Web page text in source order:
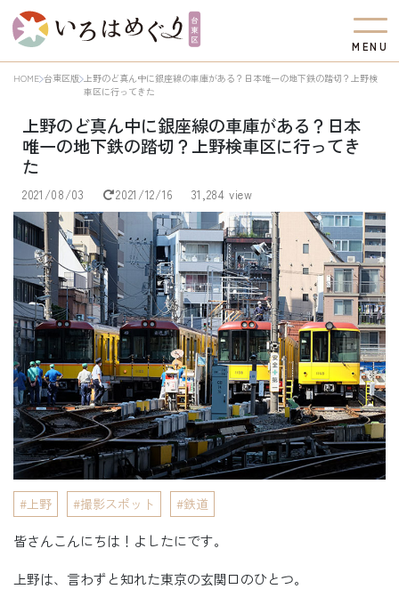
M EN U
HOME 台東区版 上野のど真ん中に銀座線の車庫がある？日本唯一の地下鉄の踏切？上野検
車区に行ってきた
上野のど真ん中に銀座線の車庫がある？日本
唯一の地下鉄の踏切？上野検車区に行ってき
た
2021/08/03 2021/12/16 31,284 view
上野 撮影スポット 鉄道
皆さんこんにちは！よしたにです。
上野は、言わずと知れた東京の玄関口のひとつ。